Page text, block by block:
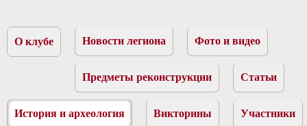
О клубе Новости легиона Фото и видео
Предметы реконструкции Статьи
История и археология Викторины Участники